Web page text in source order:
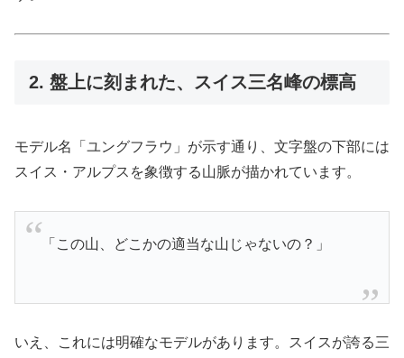
2. 盤上に刻まれた、スイス三名峰の標高
モデル名「ユングフラウ」が示す通り、文字盤の下部には
スイス・アルプスを象徴する山脈が描かれています。
「この山、どこかの適当な山じゃないの？」
いえ、これには明確なモデルがあります。スイスが誇る三